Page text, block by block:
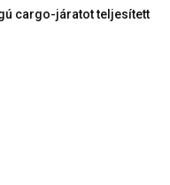
cargo-járatot teljesített